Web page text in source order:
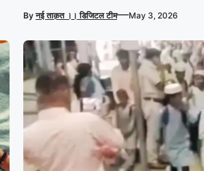
Byनई ताक़त ।। डिजिटल टीम—May 3, 2026